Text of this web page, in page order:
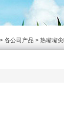
> 各公司产品 > 热嘴嘴